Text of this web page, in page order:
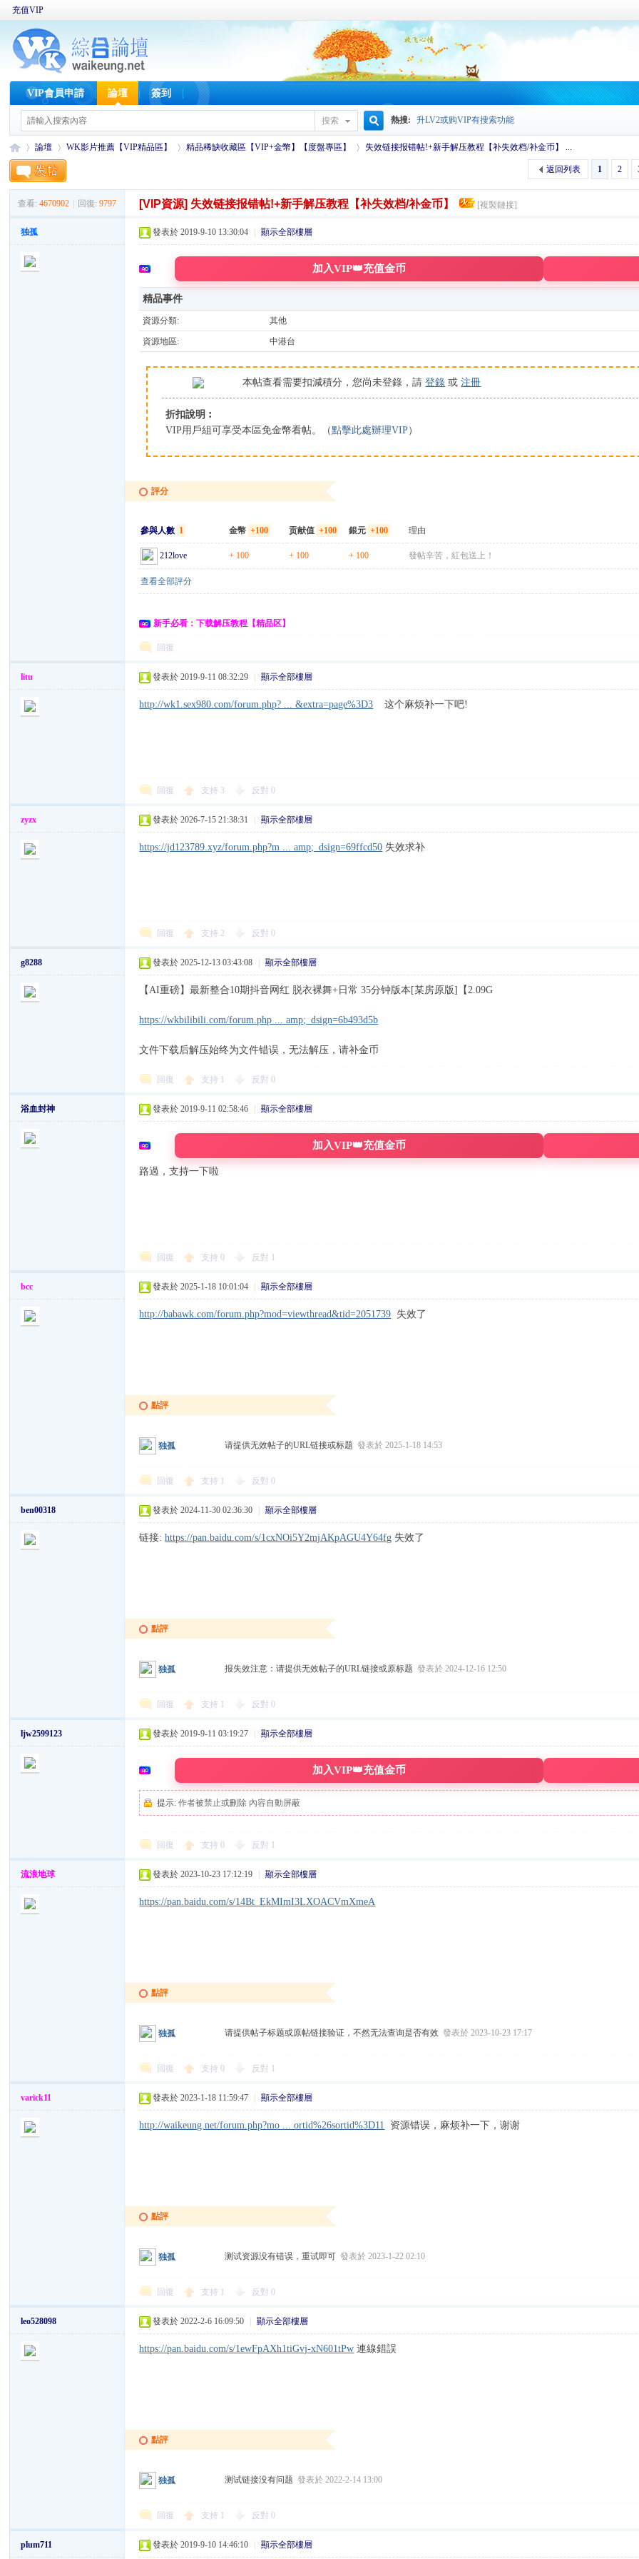
充值VIP
VIP會員申請 論壇 簽到
搜索
搜
索
熱搜: 升LV2或购VIP有搜索功能
»
論壇
›
WK影片推薦【VIP精品區】
›
精品稀缺收藏區【VIP+金幣】【度盤專區】 失效链接报错帖!+新手解压教程【补失效档/补金币】 ...
1 2
返回列表
查看: 4670902 回復: 9797 [VIP資源] 失效链接报错帖!+新手解压教程【补失效档/补金币】 [複製鏈接]
独孤 發表於 2019-9-10 13:30:04 顯示全部樓層
加入VIP👑充值金币
精品事件
資源分類: 其他
資源地區: 中港台
本帖查看需要扣減積分，您尚未登錄，請登錄 或注冊
折扣說明︰
VIP用戶組可享受本區免金幣看帖。（點擊此處辦理VIP）
評分
參與人數 1 金幣 +100 贡献值 +100 銀元 +100 理由
212love + 100 + 100 + 100 發帖辛苦，紅包送上！
查看全部評分
新手必看：下载解压教程 【精品区】
回復
litu 發表於 2019-9-11 08:32:29 顯示全部樓層
http://wk1.sex980.com/forum.php? ... &extra=page%3D3 这个麻烦补一下吧!
回復 支持 3 反對0
zyzx 發表於 2026-7-15 21:38:31 顯示全部樓層
https://jd123789.xyz/forum.php?m ... amp;_dsign=69ffcd50 失效求补
回復 支持 2 反對0
g8288 發表於 2025-12-13 03:43:08 顯示全部樓層
【AI重磅】最新整合10期抖音网红 脱衣裸舞+日常 35分钟版本[某房原版]【2.09G
https://wkbilibili.com/forum.php ... amp;_dsign=6b493d5b
文件下载后解压始终为文件错误，无法解压，请补金币
回復 支持 1 反對0
浴血封神 發表於 2019-9-11 02:58:46 顯示全部樓層
加入VIP👑充值金币
路過，支持一下啦
回復 支持0 反對 1
bcc 發表於 2025-1-18 10:01:04 顯示全部樓層
http://babawk.com/forum.php?mod=viewthread&tid=2051739 失效了
點評
独孤 请提供无效帖子的URL链接或标题發表於 2025-1-18 14:53
回復 支持 1 反對0
ben00318 發表於 2024-11-30 02:36:30 顯示全部樓層
链接:https://pan.baidu.com/s/1cxNOi5Y2mjAKpAGU4Y64fg 失效了
點評
独孤 报失效注意：请提供无效帖子的URL链接或原标题發表於 2024-12-16 12:50
回復 支持 1 反對0
ljw2599123 發表於 2019-9-11 03:19:27 顯示全部樓層
加入VIP👑充值金币
提示:作者被禁止或刪除 內容自動屏蔽
回復 支持0 反對 1
流浪地球 發表於 2023-10-23 17:12:19 顯示全部樓層
https://pan.baidu.com/s/14Bt_EkMImI3LXOACVmXmeA
點評
独孤 请提供帖子标题或原帖链接验证，不然无法查询是否有效發表於 2023-10-23 17:17
回復 支持0 反對 1
varick11 發表於 2023-1-18 11:59:47 顯示全部樓層
http://waikeung.net/forum.php?mo ... ortid%26sortid%3D11 资源错误，麻烦补一下，谢谢
點評
独孤 测试资源没有错误，重试即可發表於 2023-1-22 02:10
回復 支持 1 反對0
leo528098 發表於 2022-2-6 16:09:50 顯示全部樓層
https://pan.baidu.com/s/1ewFpAXh1tiGvj-xN601tPw 連線錯誤
點評
独孤 测试链接没有问题發表於 2022-2-14 13:00
回復 支持 1 反對0
plum711 發表於 2019-9-10 14:46:10 顯示全部樓層